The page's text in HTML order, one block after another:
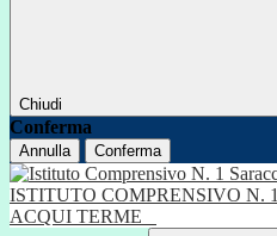
Chiudi
Conferma
Annulla Conferma
ISTITUTO COMPRENSIVO N. 1
ACQUI TERME